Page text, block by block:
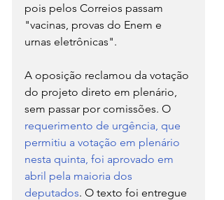
pois pelos Correios passam
"vacinas, provas do Enem e
urnas eletrônicas".
A oposição reclamou da votação
do projeto direto em plenário,
sem passar por comissões. O
requerimento de urgência, que
permitiu a votação em plenário
nesta quinta, foi aprovado em
abril pela maioria dos
deputados. O texto foi entregue